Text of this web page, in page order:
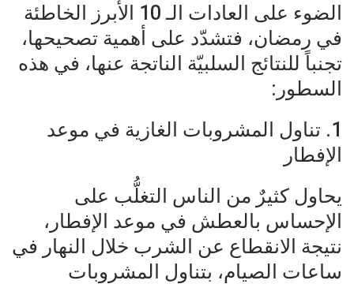
الضوء على العادات الـ 10 الأبرز الخاطئة
في رمضان، فتشدّد على أهمية تصحيحها،
تجنباً للنتائج السلبيّة الناتجة عنها، في هذه
السطور:
1. تناول المشروبات الغازية في موعد
الإفطار
يحاول كثيرٌ من الناس التغلُّب على
الإحساس بالعطش في موعد الإفطار،
نتيجة الانقطاع عن الشرب خلال النهار في
ساعات الصيام، بتناول المشروبات